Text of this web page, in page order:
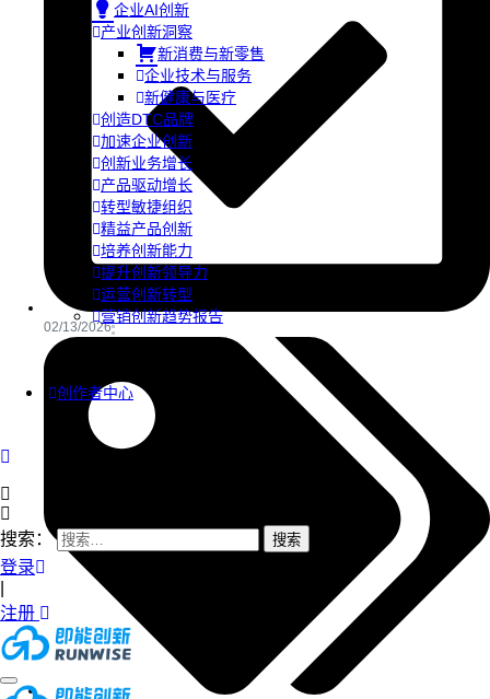
企业AI创新
产业创新洞察
新消费与新零售
企业技术与服务
新健康与医疗
创造DTC品牌
加速企业创新
创新业务增长
产品驱动增长
转型敏捷组织
精益产品创新
培养创新能力
提升创新领导力
运营创新转型
营销创新趋势报告
创作者中心
搜索：
登录
注册
02/13/2026